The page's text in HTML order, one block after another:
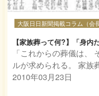
大阪日日新聞掲載コラム（会
【家族葬って何?】「身内
「これからの葬儀は、
ルが求められる。 家
2010年03月23日